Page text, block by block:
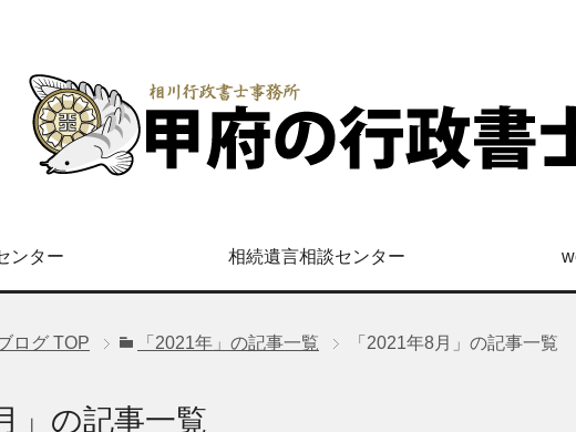
ンター 相続遺言相談センター
ログ TOP 「2021年」の記事一覧 「2021年8月」の記事一覧
」の記事一覧